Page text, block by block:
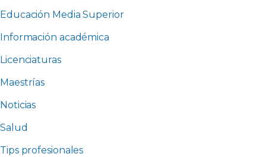
Educación Media Superior
Información académica
Licenciaturas
Maestrías
Noticias
Salud
Tips profesionales